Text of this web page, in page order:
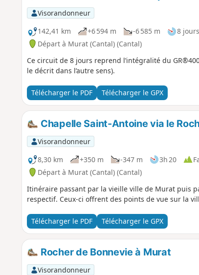
Visorandonneur
142,41 km
+6 594 m -6 585 m 8 jours
Départ à Murat (Cantal) (Cantal)
Ce circuit de 8 jours reprend l’intégralité du
le décrit dans l’autre sens).
Télécharger le PDF Télécharger le GPX
Chapelle Saint-Antoine via le
Visorandonneur
8,30 km
+350 m -347 m 3h 20
Départ à Murat (Cantal) (Cantal)
Itinéraire passant par la vieille ville de Murat puis
respectif. Ceux-ci offrent des points de vue sur la
Télécharger le PDF Télécharger le GPX
Rocher de Bonnevie à Murat
Visorandonneur